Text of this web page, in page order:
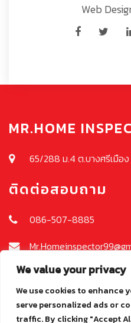
We value your privacy
We use cookies to enhance
serve personalized ads or
traffic. By clicking "Accept
Web
MR.HOME
65/288 ม.4 ต.บางศรีเมือ
ติดต่อสอบถาม
086-507-8885
ส่งข้อความถึงเรา